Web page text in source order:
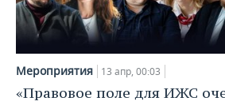
Мероприятия 13 апр, 00:03
«Правовое поле для ИЖС